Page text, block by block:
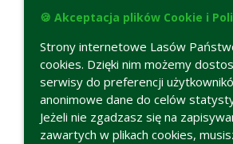
🍪 Akceptacja plików Cookie i
Strony internetowe Lasów
cookies. Dzięki nim możemy
serwisy do preferencji
anonimowe dane do celów
Jeżeli nie zgadzasz się na
zawartych w plikach cookies,